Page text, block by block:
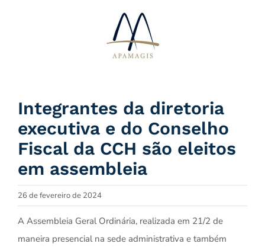
Integrantes da diretoria
executiva e do Conselho
Fiscal da CCH são eleitos
em assembleia
26 de fevereiro de 2024
A Assembleia Geral Ordinária, realizada em 21/2 de
maneira presencial na sede administrativa e também